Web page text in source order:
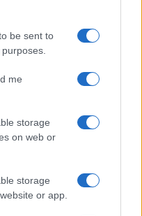
be sent to
me
storage
on web or
storage
or app.